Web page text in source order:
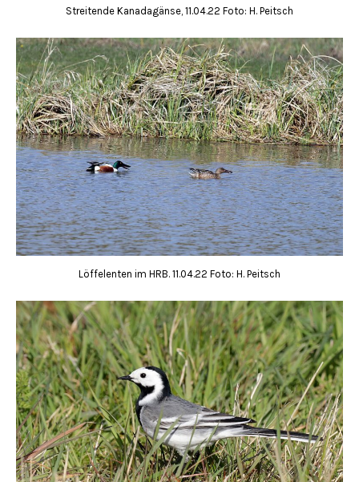
Streitende Kanadagänse, 11.04.22 Foto: H. Peitsch
Löffelenten im HRB. 11.04.22 Foto: H. Peitsch